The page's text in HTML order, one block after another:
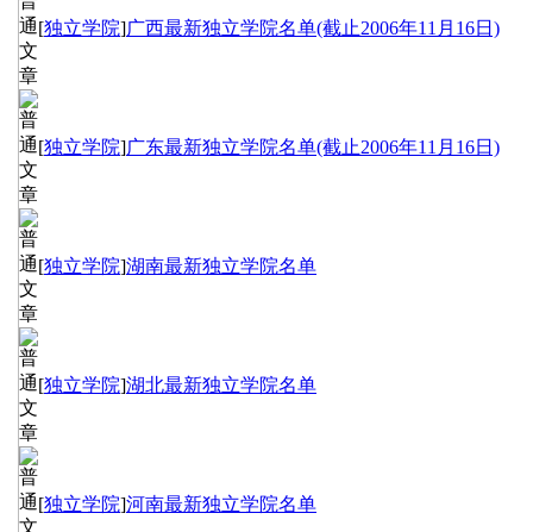
[独立学院]广西最新独立学院名单(截止2006年11月16日)
[独立学院]广东最新独立学院名单(截止2006年11月16日)
[独立学院]湖南最新独立学院名单
[独立学院]湖北最新独立学院名单
[独立学院]河南最新独立学院名单